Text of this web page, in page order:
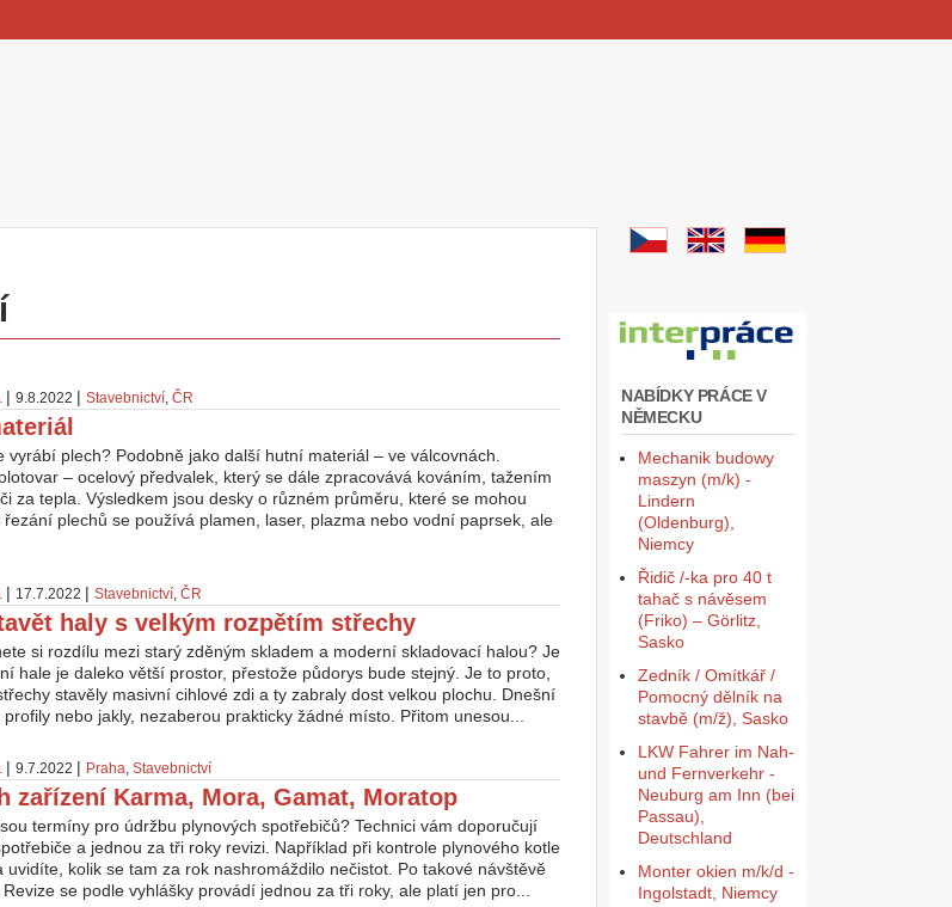
| 9.8.2022 | Stavebnictví, ČR
vyrábí plech? Podobně jako další hutní materiál – ve válcovnách.
– ocelový předvalek, který se dále zpracovává kováním, tažením
za tepla. Výsledkem jsou desky o různém průměru, které se mohou
plechů se používá plamen, laser, plazma nebo vodní paprsek, ale
| 17.7.2022 | Stavebnictví, ČR
haly s velkým rozpětím střechy
si rozdílu mezi starý zděným skladem a moderní skladovací halou? Je
hale je daleko větší prostor, přestože půdorys bude stejný. Je to proto,
stavěly masivní cihlové zdi a ty zabraly dost velkou plochu. Dnešní
nebo jakly, nezaberou prakticky žádné místo. Přitom unesou...
| 9.7.2022 | Praha, Stavebnictví
zařízení Karma, Mora, Gamat, Moratop
termíny pro údržbu plynových spotřebičů? Technici vám doporučují
a jednou za tři roky revizi. Například při kontrole plynového kotle
kolik se tam za rok nashromáždilo nečistot. Po takové návštěvě
se podle vyhlášky provádí jednou za tři roky, ale platí jen pro...
NABÍDKY PRÁCE V
NĚMECKU
Mechanik budowy
maszyn (m/k) -
Lindern
(Oldenburg),
Niemcy
Řidič /-ka pro 40 t
tahač s návěsem
(Friko) – Görlitz,
Sasko
Zedník / Omítkář /
Pomocný dělník na
stavbě (m/ž), Sasko
LKW Fahrer im Nah-
und Fernverkehr -
Neuburg am Inn (bei
Passau),
Deutschland
Monter okien m/k/d -
Ingolstadt, Niemcy